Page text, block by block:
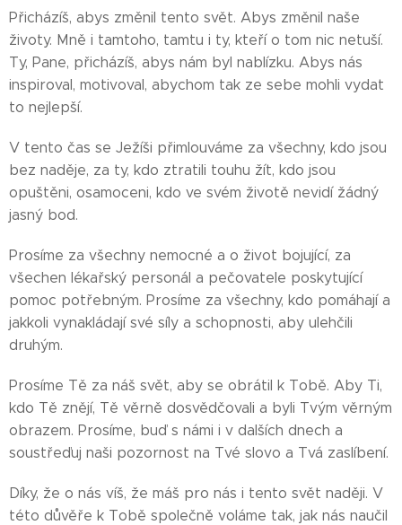
Přicházíš, abys změnil tento svět. Abys změnil naše
životy. Mně i tamtoho, tamtu i ty, kteří o tom nic netuší.
Ty, Pane, přicházíš, abys nám byl nablízku. Abys nás
inspiroval, motivoval, abychom tak ze sebe mohli vydat
to nejlepší.
V tento čas se Ježíši přimlouváme za všechny, kdo jsou
bez naděje, za ty, kdo ztratili touhu žít, kdo jsou
opuštěni, osamoceni, kdo ve svém životě nevidí žádný
jasný bod.
Prosíme za všechny nemocné a o život bojující, za
všechen lékařský personál a pečovatele poskytující
pomoc potřebným. Prosíme za všechny, kdo pomáhají a
jakkoli vynakládají své síly a schopnosti, aby ulehčili
druhým.
Prosíme Tě za náš svět, aby se obrátil k Tobě. Aby Ti,
kdo Tě znějí, Tě věrně dosvědčovali a byli Tvým věrným
obrazem. Prosíme, buď s námi i v dalších dnech a
soustřeďuj naši pozornost na Tvé slovo a Tvá zaslíbení.
Díky, že o nás víš, že máš pro nás i tento svět naději. V
této důvěře k Tobě společně voláme tak, jak nás naučil